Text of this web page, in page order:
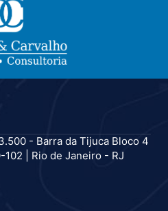
- Barra da Tijuca Bloco 4
102 | Rio de Janeiro - RJ